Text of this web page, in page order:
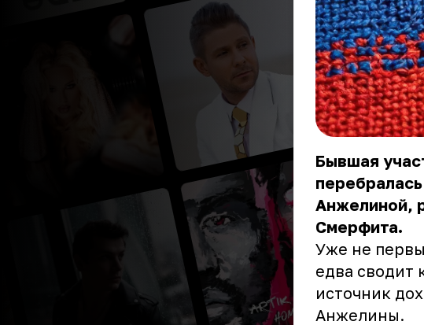
Бывшая
Анжелиной,
Смерфита.
Уже не
едва сводит
источник
Анжелины.